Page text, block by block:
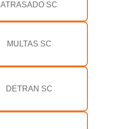
ATRASADO SC
MULTAS SC
DETRAN SC